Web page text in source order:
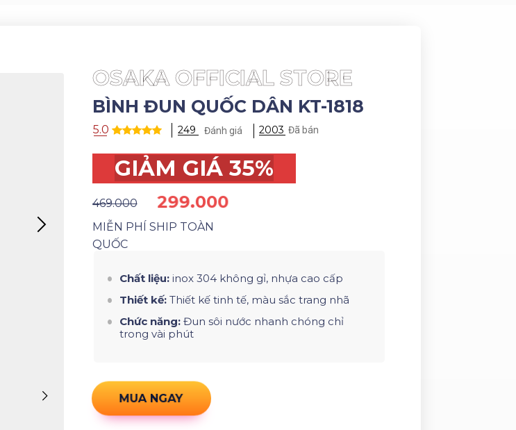
BÌNH ĐUN QUỐC DÂN KT-1818
MUA NGAY
Chất liệu:inox 304 không gỉ, nhựa cao cấp
Thiết kế: Thiết kế tinh tế, màu sắc trang nhã
Chức năng: Đun sôi nước nhanh chóng chỉ
trong vài phút
OSAKA OFFICIAL STORE
MIỄN PHÍ SHIP TOÀN
QUỐC
5.0
GIẢM GIÁ 35%
299.000
469.000
Đánh giá
249 Đã bán
2003